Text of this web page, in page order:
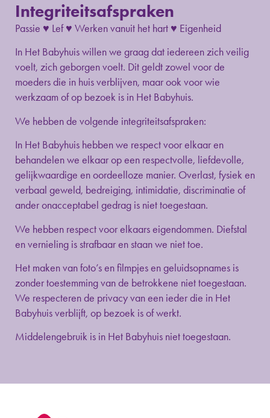
Integriteitsafspraken
Passie ♥ Lef ♥ Werken vanuit het hart ♥ Eigenheid
In Het Babyhuis willen we graag dat iedereen zich veilig
voelt, zich geborgen voelt. Dit geldt zowel voor de
moeders die in huis verblijven, maar ook voor wie
werkzaam of op bezoek is in Het Babyhuis.
We hebben de volgende integriteitsafspraken:
In Het Babyhuis hebben we respect voor elkaar en
behandelen we elkaar op een respectvolle, liefdevolle,
gelijkwaardige en oordeelloze manier. Overlast, fysiek en
verbaal geweld, bedreiging, intimidatie, discriminatie of
ander onacceptabel gedrag is niet toegestaan.
We hebben respect voor elkaars eigendommen. Diefstal
en vernieling is strafbaar en staan we niet toe.
Het maken van foto’s en filmpjes en geluidsopnames is
zonder toestemming van de betrokkene niet toegestaan.
We respecteren de privacy van een ieder die in Het
Babyhuis verblijft, op bezoek is of werkt.
Middelengebruik is in Het Babyhuis niet toegestaan.